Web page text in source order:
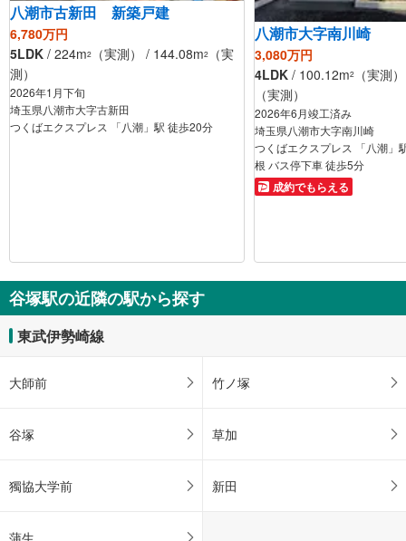
八潮市古新田 新築戸建
6,780万円
5LDK / 224m2 （実測） / 144.08m2
（実
測）
2026年1月下旬
埼玉県八潮市大字古新田
つくばエクスプレス 「八潮」駅 徒歩20分
八潮市大字南川崎
3,080万円
4LDK / 100.12m2
（実測
（実測）
2026年6月竣工済み
埼玉県八潮市大字南川崎
つくばエクスプレス 「八潮」
根 バス停下車 徒歩5分
成約でもらえる
谷塚駅の近隣の駅から探す
東武伊勢崎線
大師前 竹ノ塚
谷塚 草加
獨協大学前 新田